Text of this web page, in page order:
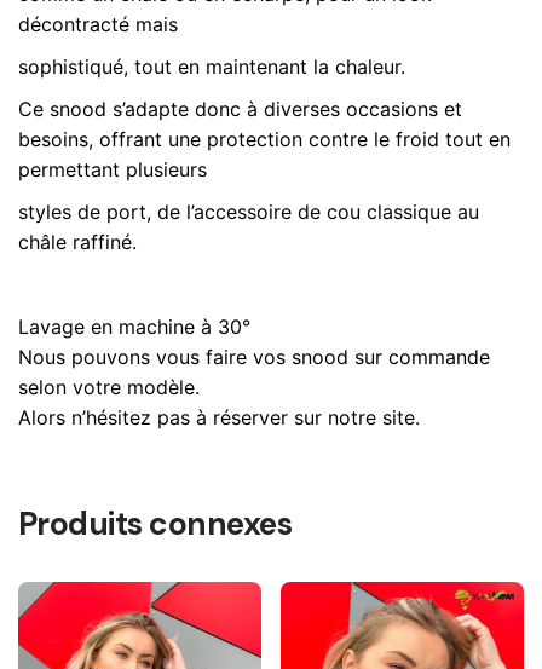
décontracté mais
sophistiqué, tout en maintenant la chaleur.
Ce snood s’adapte donc à diverses occasions et
besoins, offrant une protection contre le froid tout en
permettant plusieurs
styles de port, de l’accessoire de cou classique au
châle raffiné.
Lavage en machine à 30°
Nous pouvons vous faire vos snood sur commande
selon votre modèle.
Alors n’hésitez pas à réserver sur notre site.
Produits connexes